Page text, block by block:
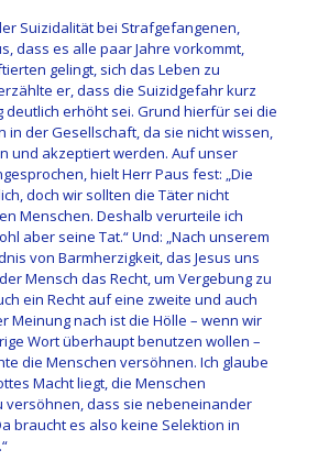
Suizidalität bei Strafgefangenen,
dass es alle paar Jahre vorkommt,
gelingt, sich das Leben zu
er, dass die Suizidgefahr kurz
deutlich erhöht sei. Grund hierfür sei die
in der Gesellschaft, da sie nicht wissen,
und akzeptiert werden. Auf unser
hielt Herr Paus fest: „Die
doch wir sollten die Täter nicht
Menschen. Deshalb verurteile ich
aber seine Tat.“ Und: „Nach unserem
von Barmherzigkeit, das Jesus uns
Mensch das Recht, um Vergebung zu
ein Recht auf eine zweite und auch
Meinung nach ist die Hölle – wenn wir
Wort überhaupt benutzen wollen –
die Menschen versöhnen. Ich glaube
Macht liegt, die Menschen
versöhnen, dass sie nebeneinander
braucht es also keine Selektion in